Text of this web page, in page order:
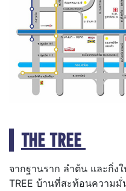
THE TREE
จากฐานราก ลำต้น และกิ่ง
TREE บ้านที่สะท้อนความ